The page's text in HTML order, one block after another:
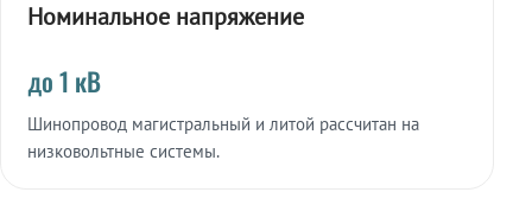
Номинальное напряжение
до 1 кВ
Шинопровод магистральный и литой рассчитан на
низковольтные системы.